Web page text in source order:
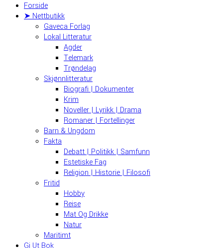
Forside
➤ Nettbutikk
Gaveca Forlag
Lokal Litteratur
Agder
Telemark
Trøndelag
Skjønnlitteratur
Biografi | Dokumenter
Krim
Noveller | Lyrikk | Drama
Romaner | Fortellinger
Barn & Ungdom
Fakta
Debatt | Politikk | Samfunn
Estetiske Fag
Religion | Historie | Filosofi
Fritid
Hobby
Reise
Mat Og Drikke
Natur
Maritimt
Gi Ut Bok